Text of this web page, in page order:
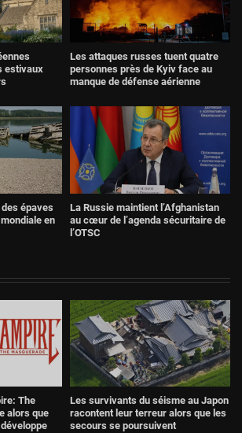
estivaux
Les attaques russes tuent quatre
personnes près de Kyiv face au
manque de défense aérienne
épaves
en
La Russie maintient l’Afghanistan
au cœur de l’agenda sécuritaire de
l’OTSC
The
alors que
Les survivants du séisme au Japon
racontent leur terreur alors que les
secours se poursuivent